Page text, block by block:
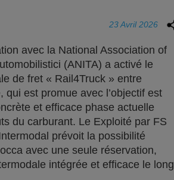
23 Avril 2026
avec la National Association of
(ANITA) a activé le
de fret « Rail4Truck » entre
est promue avec l’objectif est
et efficace phase actuelle
du carburant. Le Exploité par FS
prévoit la possibilité
avec une seule réservation,
intégrée et efficace le long